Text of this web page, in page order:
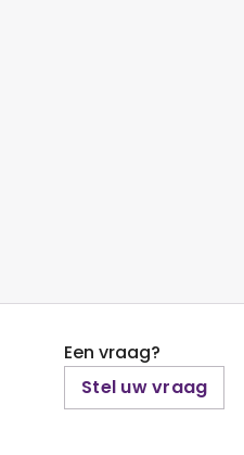
Een vraag?
Stel uw vraag